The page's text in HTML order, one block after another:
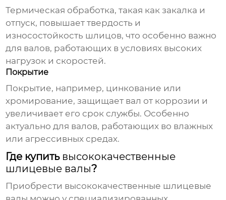
Термическая обработка, такая как закалка и
отпуск, повышает твердость и
износостойкость шлицов, что особенно важно
для валов, работающих в условиях высоких
нагрузок и скоростей.
Покрытие
Покрытие, например, цинкование или
хромирование, защищает вал от коррозии и
увеличивает его срок службы. Особенно
актуально для валов, работающих во влажных
или агрессивных средах.
Где купить высококачественные
шлицевые валы?
Приобрести высококачественные шлицевые